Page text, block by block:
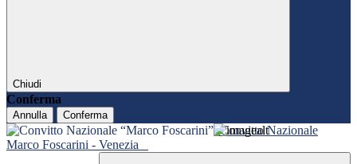
Chiudi
Conferma
Annulla Conferma
Convitto Nazionale
Marco Foscarini - Venezia